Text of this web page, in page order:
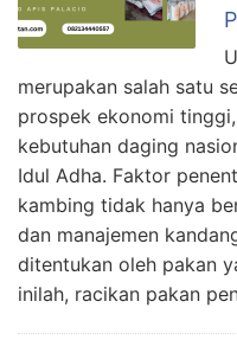
n
K
u
n
c
i
S
u
merupakan salah satu
prospek ekonomi
kebutuhan daging
Idul Adha. Faktor
kambing tidak hanya
dan manajemen
ditentukan oleh pakan
inilah, racikan pakan